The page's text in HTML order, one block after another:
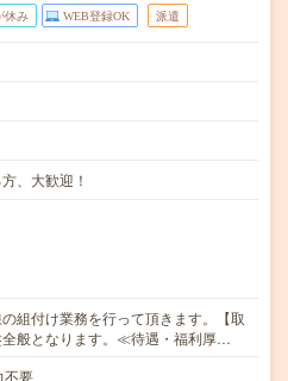
休み WEB登録OK 派遣
、大歓迎！
組付け業務を行って頂きます。【取
全般となります。≪待遇・福利厚…
不要